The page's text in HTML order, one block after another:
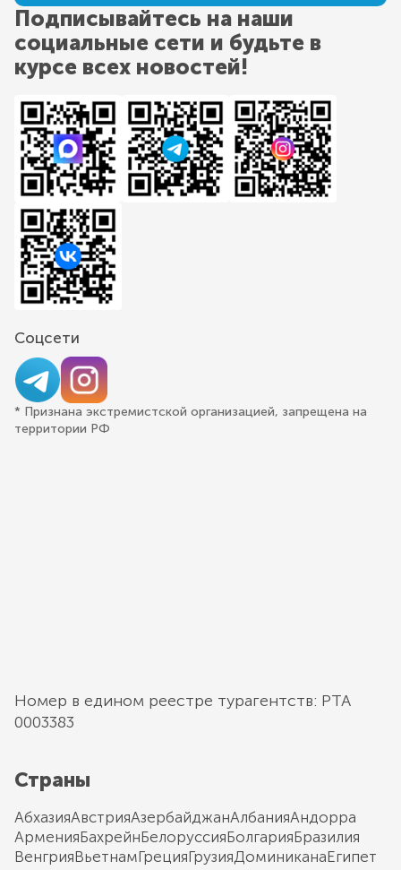
Подписывайтесь на наши
социальные сети и будьте в
курсе всех новостей!
Соцсети
* Признана экстремистской организацией, запрещена на
территории РФ
Номер в едином реестре турагентств: РТА
0003383
Страны
АбхазияАвстрияАзербайджанАлбанияАндорра
АрменияБахрейнБелоруссияБолгарияБразилия
ВенгрияВьетнамГрецияГрузияДоминиканаЕгипет